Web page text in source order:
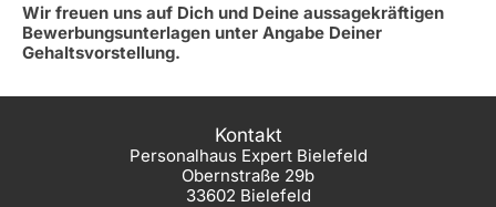
Wir freuen uns auf Dich und Deine aussagekräftigen
Bewerbungsunterlagen unter Angabe Deiner
Gehaltsvorstellung.
Kontakt
Personalhaus Expert Bielefeld
Obernstraße 29b
33602 Bielefeld